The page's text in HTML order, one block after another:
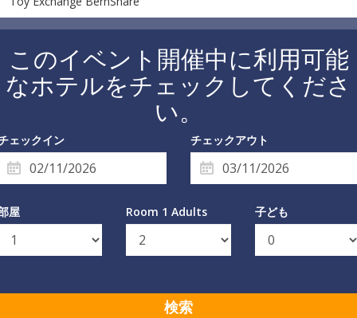
このイベント開催中に利用可能
なホテルをチェックしてくださ
い。
ェックイン チェックアウト
屋 Room 1 Adults 子ども
検索